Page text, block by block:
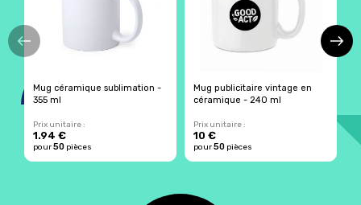
Mug céramique sublimation -
355 ml
Prix unitaire :
1.94 €
pour50 pièces
Mug publicitaire vintage en
céramique - 240 ml
Prix unitaire :
10 €
pour50 pièces